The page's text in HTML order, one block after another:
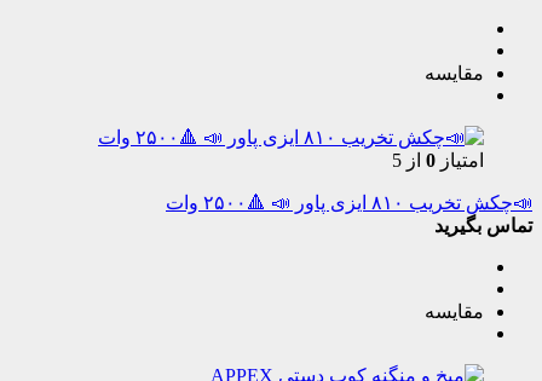
مقایسه
امتیاز 0 از 5
📣چکش تخریب ۸۱۰ ایزی پاور 📣 🔺۲۵۰۰ وات
تماس بگیرید
مقایسه